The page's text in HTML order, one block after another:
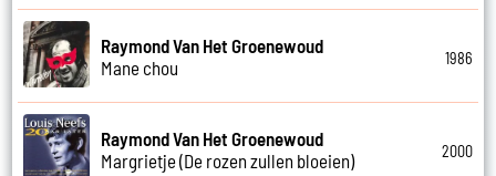
Raymond Van Het Groenewoud
Mane chou
1986
Raymond Van Het Groenewoud
Margrietje (De rozen zullen bloeien)
2000